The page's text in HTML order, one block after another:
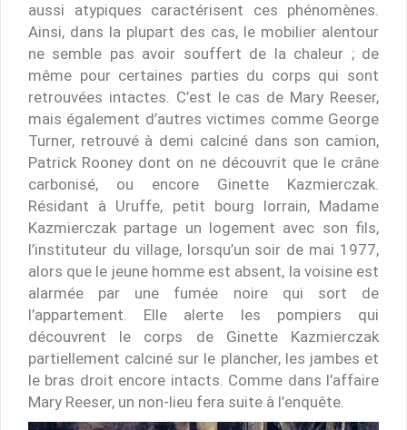
aussi atypiques caractérisent ces phénomènes.
Ainsi, dans la plupart des cas, le mobilier alentour
ne semble pas avoir souffert de la chaleur ; de
même pour certaines parties du corps qui sont
retrouvées intactes. C’est le cas de Mary Reeser,
mais également d’autres victimes comme George
Turner, retrouvé à demi calciné dans son camion,
Patrick Rooney dont on ne découvrit que le crâne
carbonisé, ou encore Ginette Kazmierczak.
Résidant à Uruffe, petit bourg lorrain, Madame
Kazmierczak partage un logement avec son fils,
l’instituteur du village, lorsqu’un soir de mai 1977,
alors que le jeune homme est absent, la voisine est
alarmée par une fumée noire qui sort de
l’appartement. Elle alerte les pompiers qui
découvrent le corps de Ginette Kazmierczak
partiellement calciné sur le plancher, les jambes et
le bras droit encore intacts. Comme dans l’affaire
Mary Reeser, un non-lieu fera suite à l’enquête.